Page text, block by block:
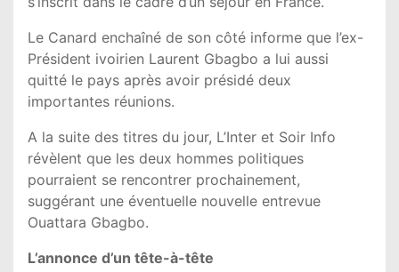
Le Canard enchaîné de son côté informe que l’ex-
Président ivoirien Laurent Gbagbo a lui aussi
quitté le pays après avoir présidé deux
importantes réunions.
A la suite des titres du jour, L’Inter et Soir Info
révèlent que les deux hommes politiques
pourraient se rencontrer prochainement,
suggérant une éventuelle nouvelle entrevue
Ouattara Gbagbo.
L’annonce d’un tête-à-tête